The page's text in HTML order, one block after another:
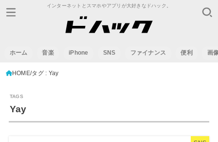
インターネットとスマホやアプリが大好きなドハック。
ホーム 音楽 iPhone SNS ファイナンス 便利 画
HOME タグ : Yay
Yay